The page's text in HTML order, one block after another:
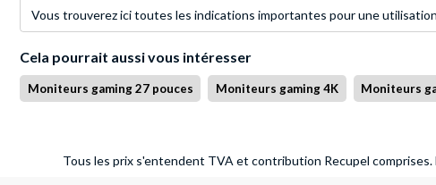
Vous trouverez ici toutes les indications importantes pour une
Cela pourrait aussi vous intéresser
Moniteurs gaming 27 pouces Moniteurs gaming 4K Moniteurs
Tous les prix s'entendent TVA et contribution Recupel